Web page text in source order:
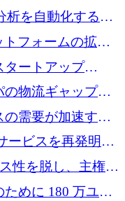
ルを調達
析を自動化するた
トフォームの拡大
タートアップ
追跡に取り組むプ
物流ギャップを
物運搬用eVTOL
需要が加速する
ーロ以上で4億
ービスを再発明す
切に確保
性を脱し、主権の
強化
めに 180 万ユー